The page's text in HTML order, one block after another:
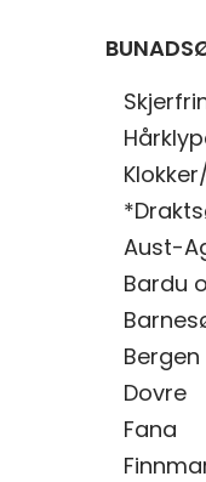
Aust-
Bardu
Bergen
Dovre
Fana